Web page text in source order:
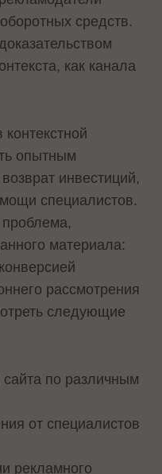
средств.
как канала
опытным
инвестиций,
специалистов.
материала:
рассмотрения
следующие
сайта по различным
от специалистов
рекламного